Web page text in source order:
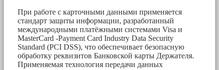
При работе с карточными данными применяется
стандарт защиты информации, разработанный
международными платёжными системами Visa и
MasterCard -Payment Card Industry Data Security
Standard (PCI DSS), что обеспечивает безопасную
обработку реквизитов Банковской карты Держателя.
Применяемая технология передачи данных